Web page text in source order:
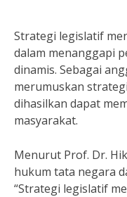
Strategi legislatif
dalam menanggapi
dinamis. Sebagai
merumuskan
dihasilkan dapat
masyarakat.
Menurut Prof. Dr.
hukum tata negara
“Strategi legislatif